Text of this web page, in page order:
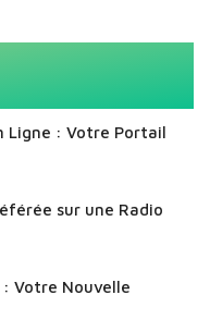
Ligne : Votre Portail
sur une Radio
: Votre Nouvelle